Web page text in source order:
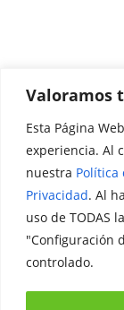
Valoramos
Esta Página
experiencia. Al
nuestra Política
Privacidad. Al
uso de TODAS
"Configuración
controlado.
Promociónate
Legal
Aviso Legal
Política de
Política de Cookies